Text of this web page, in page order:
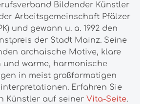
Bildender Künstler
der Arbeitsgemeinschaft Pfälzer
und gewann u. a. 1992 den
der Stadt Mainz. Seine
archaische Motive, klare
und warme, harmonische
in meist großformatigen
Erfahren Sie
Künstler auf seiner Vita-Seite.